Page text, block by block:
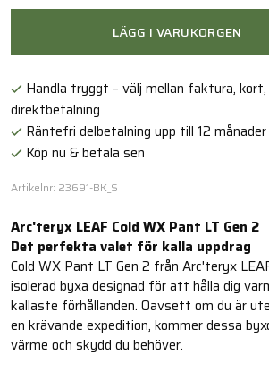
LÄGG I VARUKORGEN
Handla tryggt – välj mellan faktura,
direktbetalning
Räntefri delbetalning upp till 12 månader
Köp nu & betala sen
Artikelnr: 23691-BK_S
Arc'teryx LEAF Cold WX Pant LT Gen 2
Det perfekta valet för kalla uppdrag
Cold WX Pant LT Gen 2 från Arc'teryx
isolerad byxa designad för att hålla dig
kallaste förhållanden. Oavsett om du är
en krävande expedition, kommer dessa
värme och skydd du behöver.